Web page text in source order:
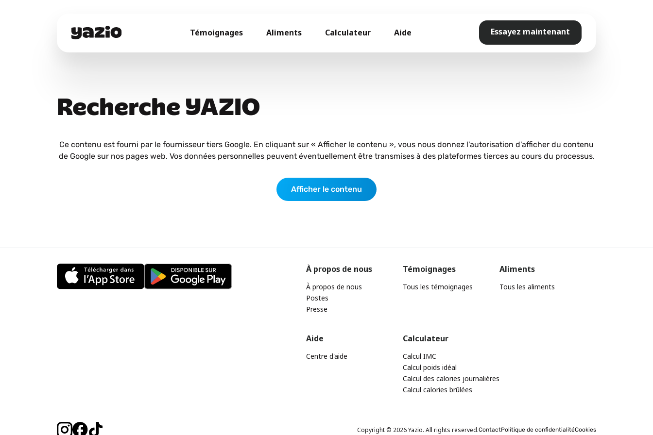
Témoignages Aliments Calculateur Aide Essayez maintenant
Recherche YAZIO
Ce contenu est fourni par le fournisseur tiers Google. En cliquant sur « Afficher le contenu », vous nous donnez l'autorisation d'afficher du contenu
de Google sur nos pages web. Vos données personnelles peuvent éventuellement être transmises à des plateformes tierces au cours du processus.
Afficher le contenu
À propos de nous
À propos de nous
Postes
Presse
Témoignages
Tous les témoignages
Aliments
Tous les aliments
Aide
Centre d'aide
Calculateur
Calcul IMC
Calcul poids idéal
Calcul des calories journalières
Calcul calories brûlées
Copyright © 2026 Yazio. All rights reserved.ContactPolitique de confidentialitéCookies